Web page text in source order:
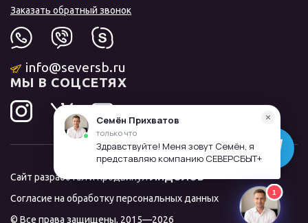
Заказать обратный звонок
info@seversb.ru
МЫ В СОЦСЕТЯХ
Сайт разработал и продвинулЛИДОЛОВ
Согласие на обработку персональных данных
© Все права защищены, 2015—2026